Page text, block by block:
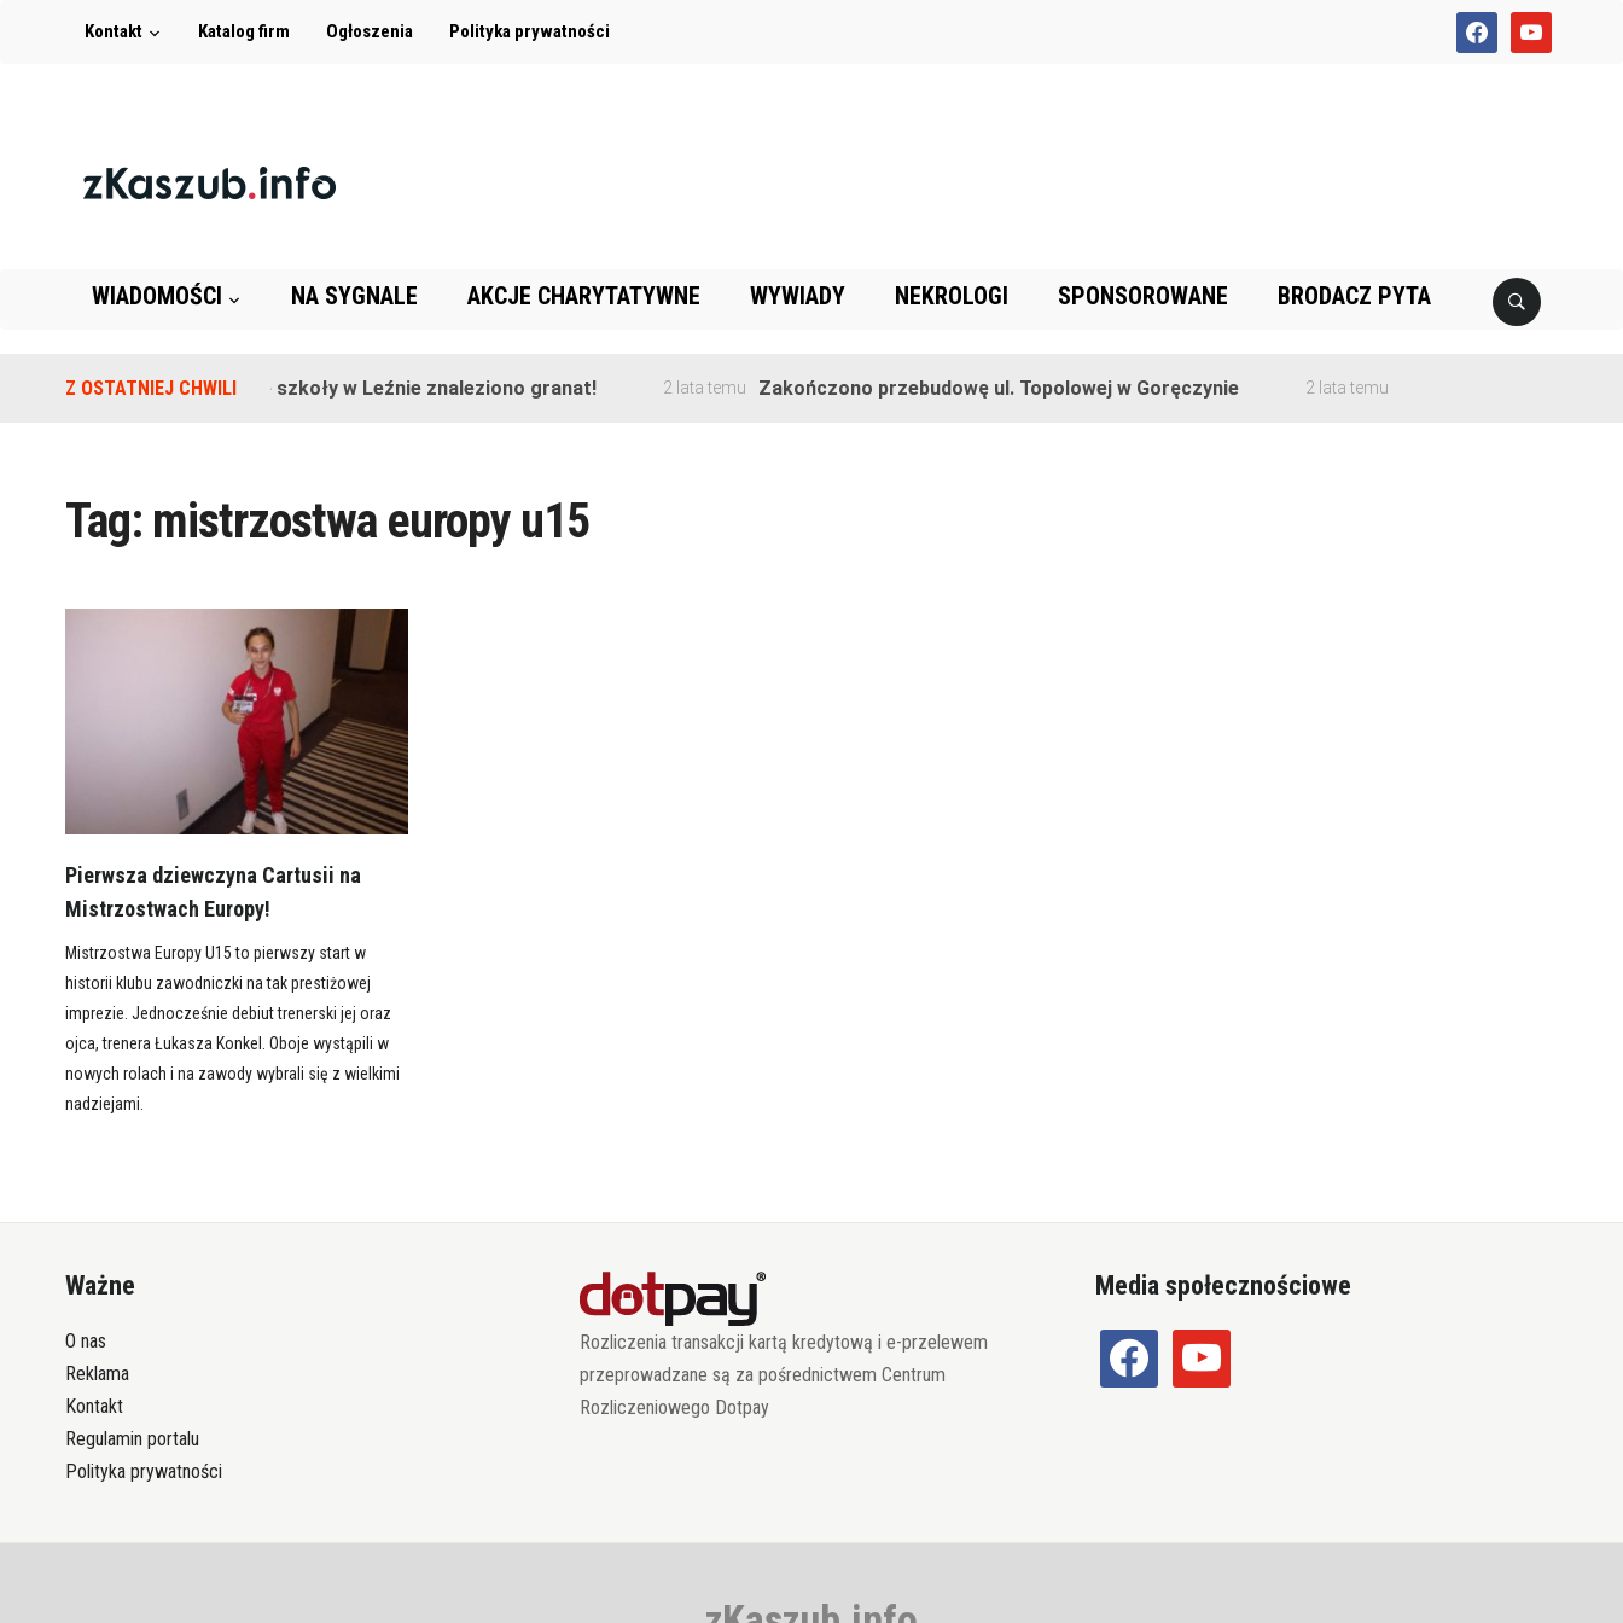
facebookyoutube
Kontakt Katalog firm Ogłoszenia Polityka prywatności
WIADOMOŚCI NA SYGNALE AKCJE CHARYTATYWNE WYWIADY NEKROLOGI SPONSOROWANE BRODACZ PYTA
Z OSTATNIEJ CHWILINa terenie szkoły w Leźnie znaleziono granat! 2 lata temu Zakończono przebudowę ul. Topolowej w Goręczynie 2 lata temu
Tag: mistrzostwa europy u15
Pierwsza dziewczyna Cartusii na
Mistrzostwach Europy!
Mistrzostwa Europy U15 to pierwszy start w
historii klubu zawodniczki na tak prestiżowej
imprezie. Jednocześnie debiut trenerski jej oraz
ojca, trenera Łukasza Konkel. Oboje wystąpili w
nowych rolach i na zawody wybrali się z wielkimi
nadziejami.
Ważne
O nas
Reklama
Kontakt
Regulamin portalu
Polityka prywatności
Rozliczenia transakcji kartą kredytową i e-przelewem
przeprowadzane są za pośrednictwem Centrum
Rozliczeniowego Dotpay
Media społecznościowe
facebook youtube